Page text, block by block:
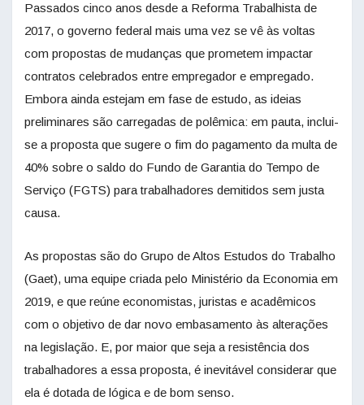
Passados cinco anos desde a Reforma Trabalhista de
2017, o governo federal mais uma vez se vê às voltas
com propostas de mudanças que prometem impactar
contratos celebrados entre empregador e empregado.
Embora ainda estejam em fase de estudo, as ideias
preliminares são carregadas de polêmica: em pauta, inclui-
se a proposta que sugere o fim do pagamento da multa de
40% sobre o saldo do Fundo de Garantia do Tempo de
Serviço (FGTS) para trabalhadores demitidos sem justa
causa.
As propostas são do Grupo de Altos Estudos do Trabalho
(Gaet), uma equipe criada pelo Ministério da Economia em
2019, e que reúne economistas, juristas e acadêmicos
com o objetivo de dar novo embasamento às alterações
na legislação. E, por maior que seja a resistência dos
trabalhadores a essa proposta, é inevitável considerar que
ela é dotada de lógica e de bom senso.